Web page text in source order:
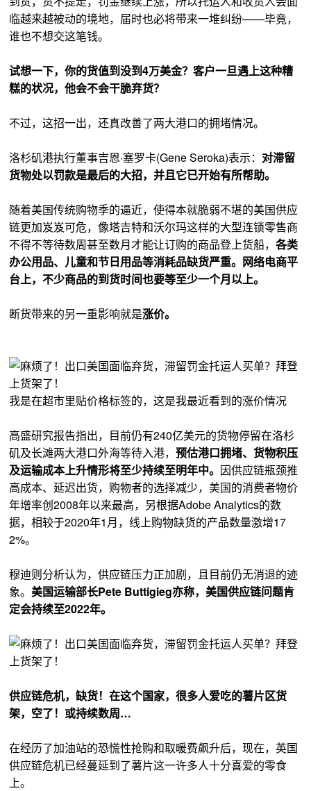
临越来越被动的境地，届时也必将带来一堆纠纷——毕竟，
谁也不想交这笔钱。
试想一下，你的货值到没到4万美金？客户一旦遇上这种糟
糕的状况，他会不会干脆弃货？
不过，这招一出，还真改善了两大港口的拥堵情况。
洛杉矶港执行董事吉恩·塞罗卡(Gene Seroka)表示： 对滞留
货物处以罚款是最后的大招，并且它已开始有所帮助。
随着美国传统购物季的逼近，使得本就脆弱不堪的美国供应
链更加岌岌可危，像塔吉特和沃尔玛这样的大型连锁零售商
不得不等待数周甚至数月才能让订购的商品登上货船，各类
办公用品、儿童和节日用品等消耗品缺货严重。网络电商平
台上，不少商品的到货时间也要等至少一个月以上。
断货带来的另一重影响就是涨价。
我是在超市里贴价格标签的，这是我最近看到的涨价情况
高盛研究报告指出，目前仍有240亿美元的货物停留在洛杉
矶及长滩两大港口外海等待入港，预估港口拥堵、货物积压
及运输成本上升情形将至少持续至明年中。 因供应链瓶颈推
高成本、延迟出货，购物者的选择减少，美国的消费者物价
年增率创2008年以来最高，另根据Adobe Analytics的数
据，相较于2020年1月，线上购物缺货的产品数量激增17
2%。
穆迪则分析认为，供应链压力正加剧，且目前仍无消退的迹
象。美国运输部长Pete Buttigieg亦称，美国供应链问题肯
定会持续至2022年。
供应链危机，缺货！在这个国家，很多人爱吃的薯片区货
架，空了！或持续数周…
在经历了加油站的恐慌性抢购和取暖费飙升后，现在，英国
供应链危机已经蔓延到了薯片这一许多人十分喜爱的零食
上。